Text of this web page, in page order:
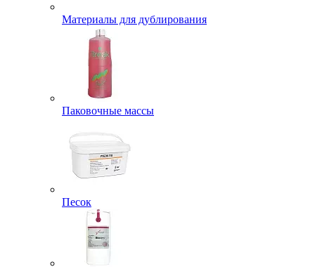
Материалы для дублирования
Паковочные массы
Песок